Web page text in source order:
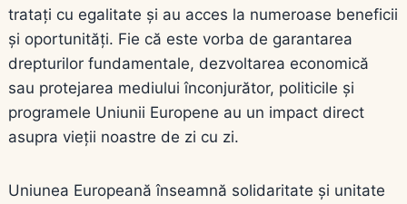
tratați cu egalitate și au acces la numeroase beneficii
și oportunități. Fie că este vorba de garantarea
drepturilor fundamentale, dezvoltarea economică
sau protejarea mediului înconjurător, politicile și
programele Uniunii Europene au un impact direct
asupra vieții noastre de zi cu zi.
Uniunea Europeană înseamnă solidaritate și unitate